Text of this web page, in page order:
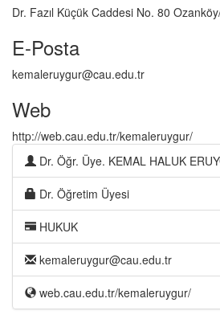
Dr. Fazıl Küçük Caddesi No. 80
E-Posta
kemaleruygur@cau.edu.tr
Web
http://web.cau.edu.tr/kemaleruygur/
Dr. Öğr. Üye. KEMAL HALUK
Dr. Öğretim Üyesi
HUKUK
kemaleruygur@cau.edu.tr
web.cau.edu.tr/kemaleruygur/